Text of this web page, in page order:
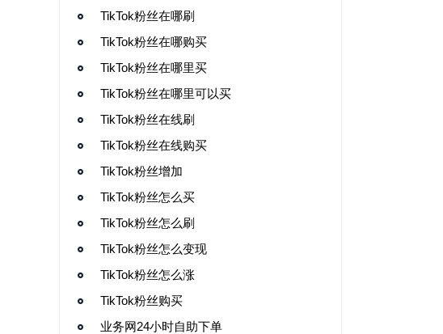
TikTok粉丝在哪刷
TikTok粉丝在哪购买
TikTok粉丝在哪里买
TikTok粉丝在哪里可以买
TikTok粉丝在线刷
TikTok粉丝在线购买
TikTok粉丝增加
TikTok粉丝怎么买
TikTok粉丝怎么刷
TikTok粉丝怎么变现
TikTok粉丝怎么涨
TikTok粉丝购买
业务网24小时自助下单